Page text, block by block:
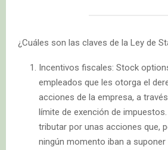
¿Cuáles son las claves de la Ley de
Incentivos fiscales: Stock
empleados que les otorga el
acciones de la empresa, a
límite de exención de
tributar por unas acciones que,
ningún momento iban a suponer